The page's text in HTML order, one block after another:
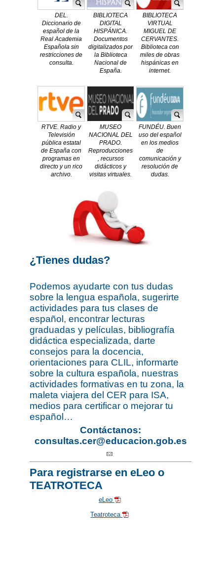
DEL.
Diccionario de
español de la
Real Academia
Española sin
restricciones de
consulta.
BIBLIOTECA
DIGITAL
HISPÁNICA.
Documentos
digitalizados por
la Biblioteca
Nacional de
España.
BIBLIOTECA
VIRTUAL
MIGUEL DE
CERVANTES.
Biblioteca con
miles de obras
hispánicas en
internet.
RTVE. Radio y
Televisión
pública estatal
de España con
programas en
directo y un rico
archivo.
MUSEO
NACIONAL DEL
PRADO.
Reproducciones
, recursos
didácticos y
visitas virtuales.
FUNDÉU. Buen
uso del español
en los medios
de
comunicación y
resolución de
dudas.
¿Tienes dudas?
Podemos ayudarte con tus dudas
sobre la lengua española, sugerirte
actividades para tus clases de
español, encontrar lecturas
graduadas y películas, bibliografía
didáctica especializada, darte
consejos para la docencia,
orientaciones para CLIL, informarte
sobre la cultura española, nuestras
actividades formativas en tu zona, la
maleta viajera del CER para ISA,
medios para certificar o mejorar tu
español…
Contáctanos:
consultas.cer@educacion.gob.es
Para registrarse en eLeo o
TEATROTECA
eLeo
Teatroteca